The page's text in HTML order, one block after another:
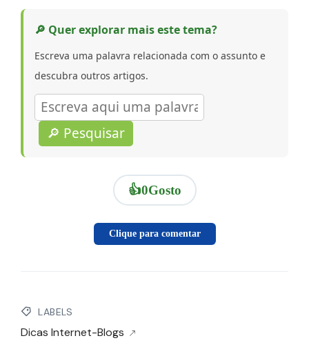
🔎 Quer explorar mais este tema?
Escreva uma palavra relacionada com o assunto e
descubra outros artigos.
🔎 Pesquisar
👍0Gosto
Clique para comentar
LABELS
Dicas Internet-Blogs